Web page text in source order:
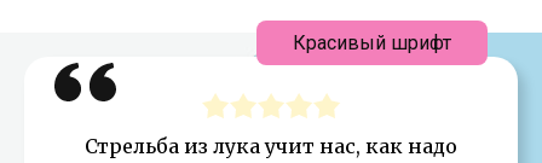
Стрельба из лука учит нас, как надо
Красивый шрифт